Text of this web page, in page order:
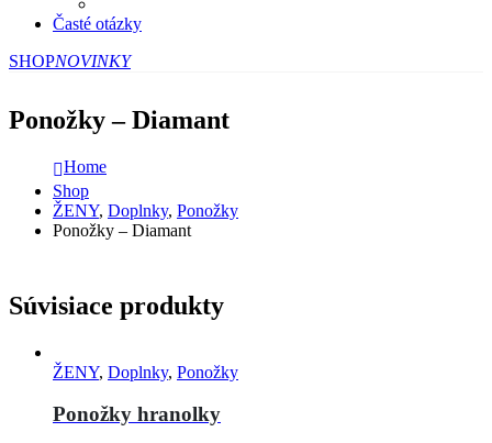
Časté otázky
SHOPNOVINKY
Ponožky – Diamant
Home
Shop
ŽENY, Doplnky, Ponožky
Ponožky – Diamant
Súvisiace produkty
ŽENY, Doplnky, Ponožky
Ponožky hranolky